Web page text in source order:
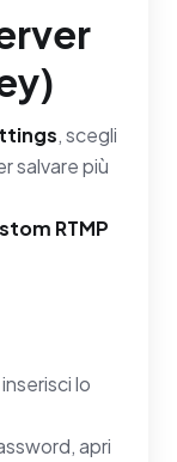
, scegli
salvare più
RTMP
inserisci lo
apri